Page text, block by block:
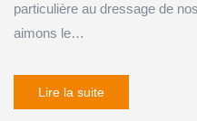
particulière au dressage de
aimons le…
Lire la suite